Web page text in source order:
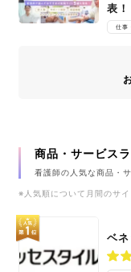
表！
仕事
商品・サービス
看護師の人気な商品・
※人気順について月間のサ
ベ